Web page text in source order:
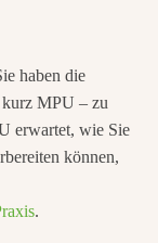
haben die
MPU – zu
erwartet, wie Sie
können,
.